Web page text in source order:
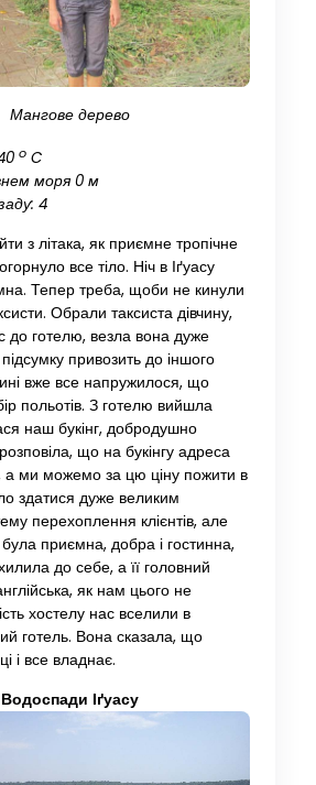
Мангове дерево
oC
моря 0 м
4
з літака, як приємне тропічне
все тіло. Ніч в Іґуасу
Тепер треба, щоби не кинули
Обрали таксиста дівчину,
до готелю, везла вона дуже
привозить до іншого
вже все напружилося, що
польотів. З готелю вийшла
наш букінг, добродушно
що на букінгу адреса
а ми можемо за цю ціну пожити в
здатися дуже великим
перехоплення клієнтів, але
була приємна, добра і гостинна,
до себе, а її головний
як нам цього не
хостелу нас вселили в
готель. Вона сказала, що
і все владнає.
Водоспади Іґуасу